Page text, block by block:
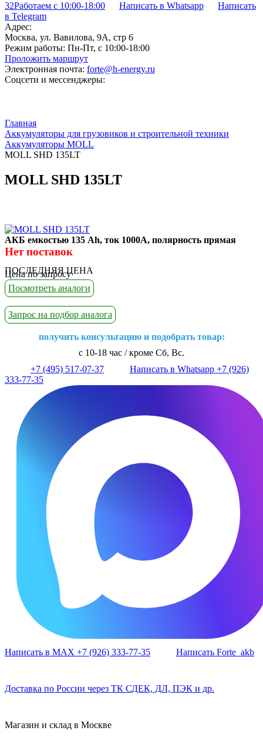
32Работаем с 10:00-18:00 Написать в Whatsapp
Написать
в Telegram
Адрес:
Москва, ул. Вавилова, 9А, стр 6
Режим работы: Пн-Пт, с 10:00-18:00
Проложить маршрут
Электронная почта: forte@h-energy.ru
Соцсети и мессенджеры:
Главная
Аккумуляторы для грузовиков и строительной техники
Аккумуляторы MOLL
MOLL SHD 135LT
MOLL SHD 135LT
АКБ емкостью 135 Ah, ток 1000А, полярность прямая
Нет поставок
ПОСЛЕДНЯЯ ЦЕНА
Цена по запросу
Посмотреть аналоги
Запрос на подбор аналога
получить консультацию и подобрать товар:
с 10-18 час / кроме Сб, Вс.
+7 (495) 517-07-37
Написать в Whatsapp +7 (926)
333-77-35
Написать в MAX +7 (926) 333-77-35 Написать Forte_akb
Доставка по России через ТК СДЕК, ДЛ, ПЭК и др.
Магазин и склад в Москве